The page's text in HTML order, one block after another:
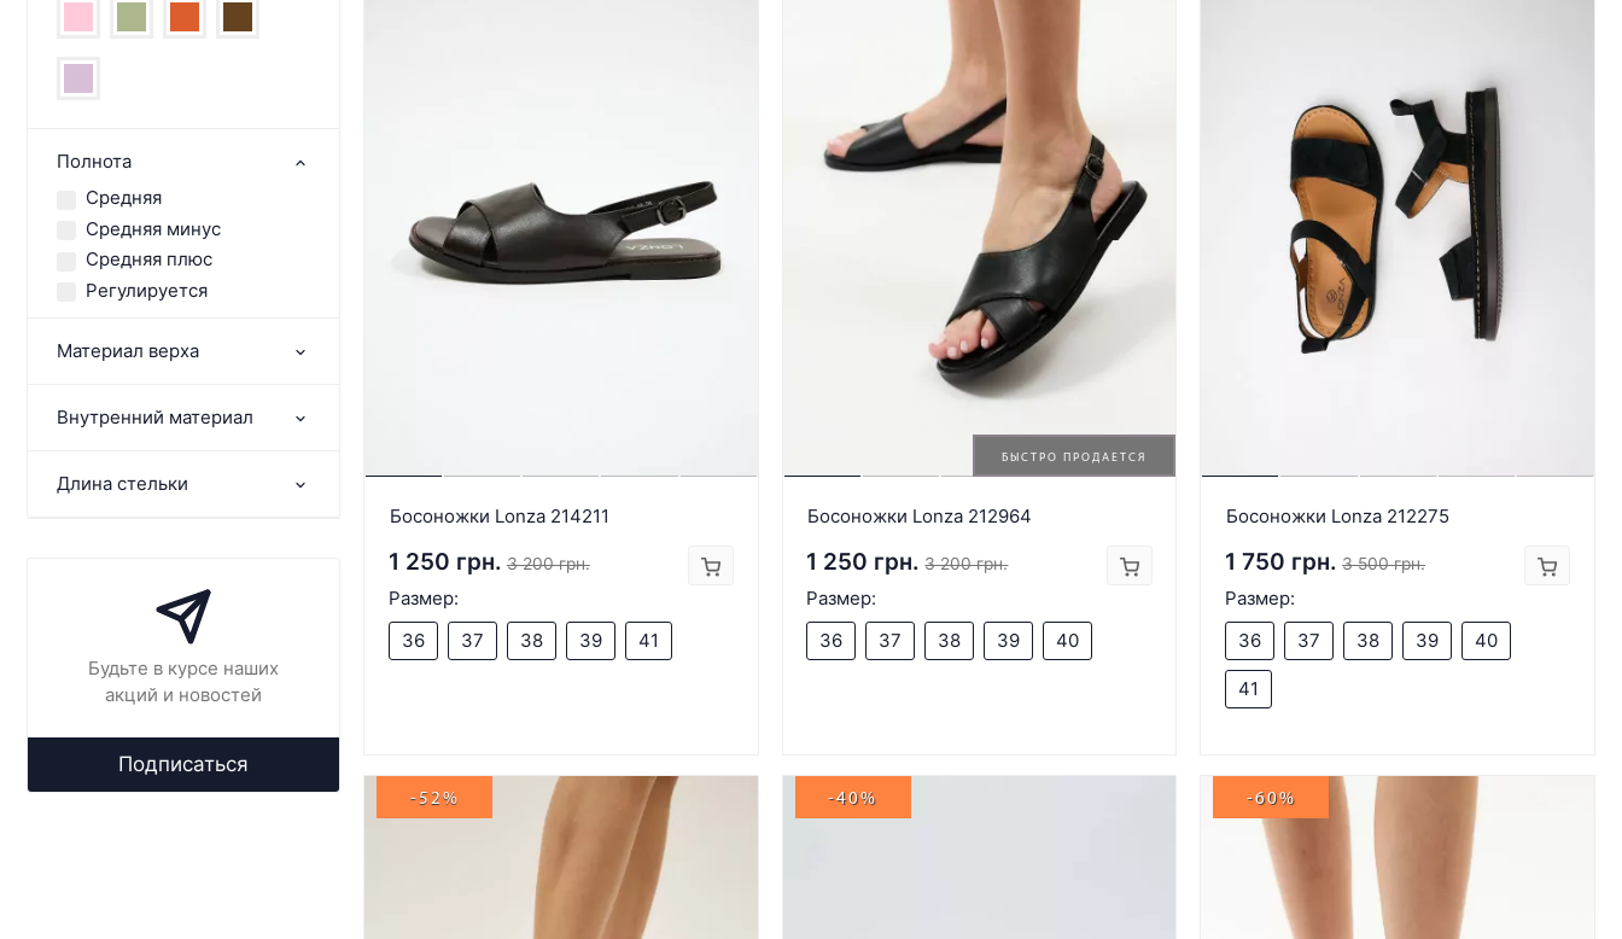
Полнота
Средняя
Средняя минус
Средняя плюс
Регулируется
Материал верха
Внутренний материал
Длина стельки
Будьте в курсе наших
акций и новостей
Подписаться
Босоножки Lonza 214211
1 250 грн. 3 200 грн.
Размер:
36
37 38 39 41
БЫСТРО ПРОДАЕТСЯ
Босоножки Lonza 212964
1 250 грн. 3 200 грн.
Размер:
36
37 38 39 40
Босоножки Lonza 212275
1 750 грн. 3 500 грн.
Размер:
36
37 38 39 40
41
-52% -40% -60%